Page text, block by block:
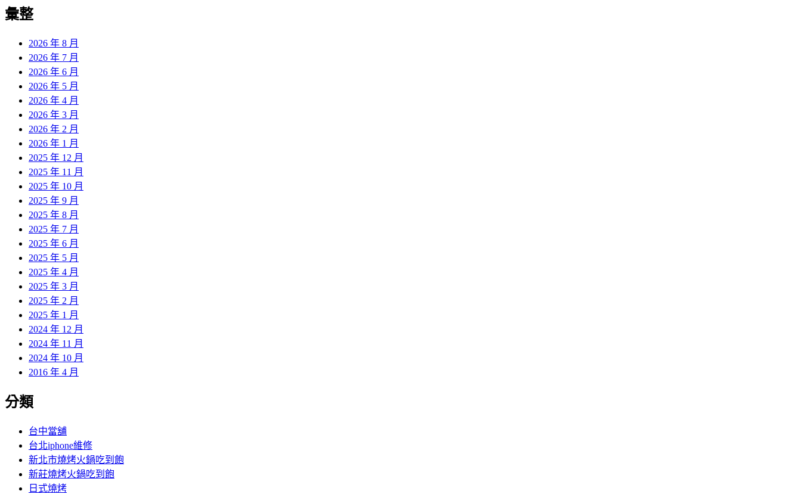
彙整
2026 年 8 月
2026 年 7 月
2026 年 6 月
2026 年 5 月
2026 年 4 月
2026 年 3 月
2026 年 2 月
2026 年 1 月
2025 年 12 月
2025 年 11 月
2025 年 10 月
2025 年 9 月
2025 年 8 月
2025 年 7 月
2025 年 6 月
2025 年 5 月
2025 年 4 月
2025 年 3 月
2025 年 2 月
2025 年 1 月
2024 年 12 月
2024 年 11 月
2024 年 10 月
2016 年 4 月
分類
台中當舖
台北iphone維修
新北市燒烤火鍋吃到飽
新莊燒烤火鍋吃到飽
日式燒烤